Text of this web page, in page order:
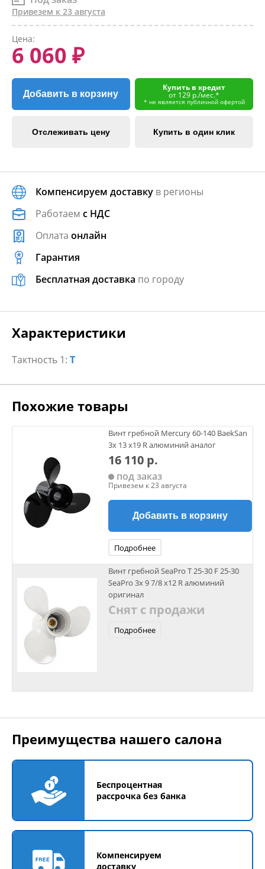
Привезем к 23 августа
Цена:
6 060 ₽
Добавить в корзину
Купить в кредит
от 129 р./мес.*
* не является публичной офертой
Отслеживать цену Купить в один клик
Компенсируем доставку в регионы
Работаем с НДС
Оплата онлайн
Гарантия
Бесплатная доставка по городу
Характеристики
Тактность 1: Т
Похожие товары
Винт гребной Mercury 60-140 BaekSan
3х 13 х19 R алюминий аналог
16 110 р.
под заказ
Привезем к 23 августа
Добавить в корзину
Подробнее
Винт гребной SeaPro Т 25-30 F 25-30
SeaPro 3х 9 7/8 х12 R алюминий
оригинал
Снят с продажи
Подробнее
Преимущества нашего салона
Беспроцентная
рассрочка без банка
Компенсируем
доставку